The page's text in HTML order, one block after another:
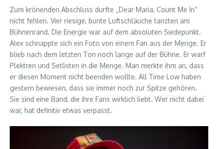
Zum krönenden Abschluss durfte „Dear Maria, Count Me In“
nicht fehlen. Vier riesige, bunte Luftschläuche tanzten am
Bühnenrand. Die Energie war auf dem absoluten Siedepunkt.
Alex schnappte sich ein Foto von einem Fan aus der Menge. Er
blieb nach dem letzten Ton noch lange auf der Bühne. Er warf
Plektren und Setlisten in die Menge. Man merkte ihm an, dass
er diesen Moment nicht beenden wollte. All Time Low haben
gestern bewiesen, dass sie immer noch zur Spitze gehören.
Sie sind eine Band, die ihre Fans wirklich liebt. Wer nicht dabei
war, hat definitiv etwas verpasst.